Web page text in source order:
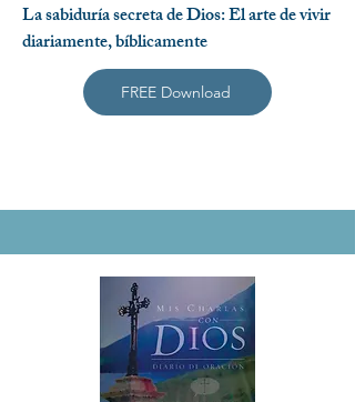
La sabiduría secreta de Dios: El arte de vivir
diariamente, bíblicamente
FREE Download